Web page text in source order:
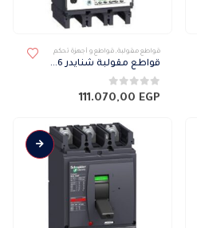
قواطع مقولبة, قواطع و أجهزة تحكم
قواطع مقولبة شنايدر NSX 36 كيلو 3 فاز ميكرو 6.3 E 630F
0من 5 111.070,00 EGP